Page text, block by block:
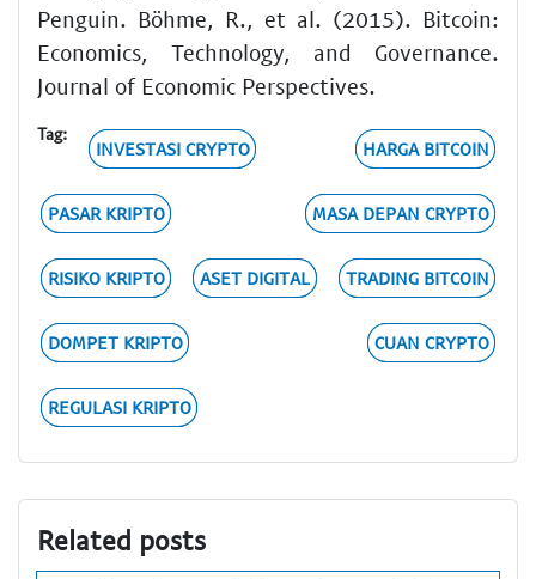
Penguin. Böhme, R., et al. (2015). Bitcoin:
Economics, Technology, and Governance.
Journal of Economic Perspectives.
Tag:
INVESTASI CRYPTO HARGA BITCOIN
PASAR KRIPTO MASA DEPAN CRYPTO
RISIKO KRIPTO ASET DIGITAL TRADING BITCOIN
DOMPET KRIPTO CUAN CRYPTO
REGULASI KRIPTO
Related posts